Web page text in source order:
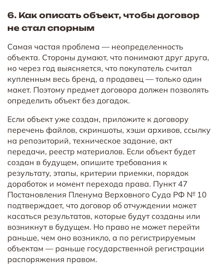
6. Как описать объект, чтобы договор
не стал спорным
Самая частая проблема — неопределенность
объекта. Стороны думают, что понимают друг друга,
но через год выясняется, что покупатель считал
купленным весь бренд, а продавец — только один
макет. Поэтому предмет договора должен позволять
определить объект без догадок.
Если объект уже создан, приложите к договору
перечень файлов, скриншоты, хэши архивов, ссылку
на репозиторий, техническое задание, акт
передачи, реестр материалов. Если объект будет
создан в будущем, опишите требования к
результату, этапы, критерии приемки, порядок
доработок и момент перехода права. Пункт 47
Постановления Пленума Верховного Суда РФ № 10
подтверждает, что договор об отчуждении может
касаться результатов, которые будут созданы или
возникнут в будущем. Но право не может перейти
раньше, чем оно возникло, а по регистрируемым
объектам — раньше государственной регистрации
распоряжения правом.